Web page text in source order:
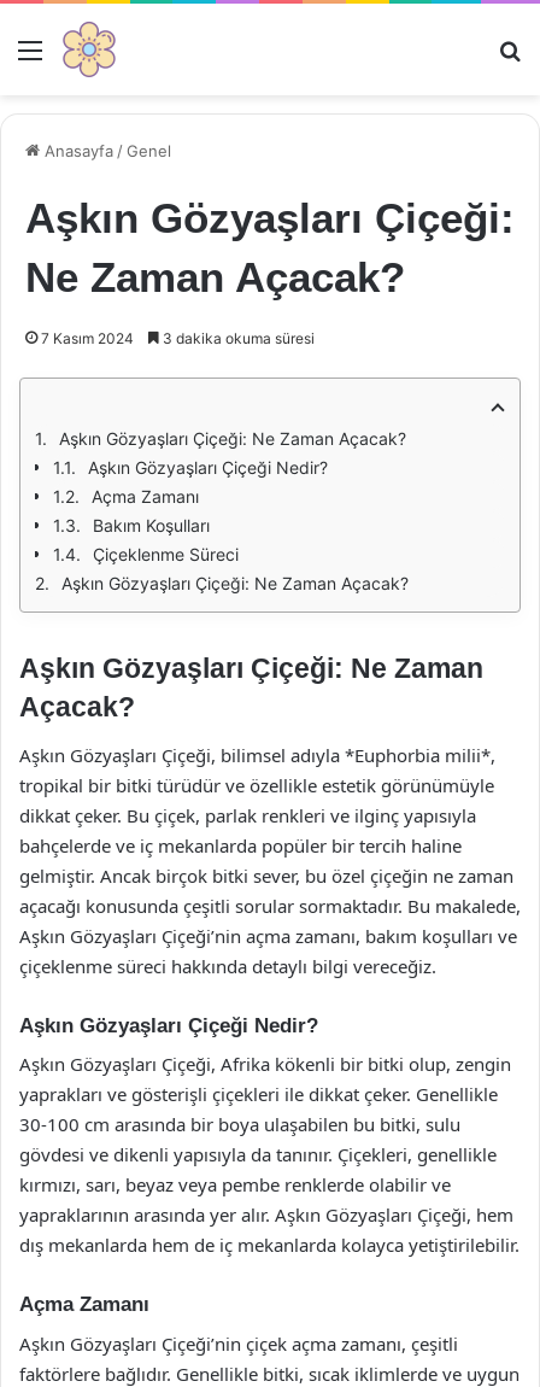
Menü
Anasayfa /Genel
Aşkın Gözyaşları Çiçeği:
Ne Zaman Açacak?
7 Kasım 2024 3 dakika okuma süresi
Aşkın Gözyaşları Çiçeği: Ne Zaman Açacak?
Aşkın Gözyaşları Çiçeği Nedir?
Açma Zamanı
Bakım Koşulları
Çiçeklenme Süreci
Aşkın Gözyaşları Çiçeği: Ne Zaman Açacak?
Aşkın Gözyaşları Çiçeği: Ne Zaman
Açacak?
Aşkın Gözyaşları Çiçeği, bilimsel adıyla *Euphorbia milii*,
tropikal bir bitki türüdür ve özellikle estetik görünümüyle
dikkat çeker. Bu çiçek, parlak renkleri ve ilginç yapısıyla
bahçelerde ve iç mekanlarda popüler bir tercih haline
gelmiştir. Ancak birçok bitki sever, bu özel çiçeğin ne zaman
açacağı konusunda çeşitli sorular sormaktadır. Bu makalede,
Aşkın Gözyaşları Çiçeği’nin açma zamanı, bakım koşulları ve
çiçeklenme süreci hakkında detaylı bilgi vereceğiz.
Aşkın Gözyaşları Çiçeği Nedir?
Aşkın Gözyaşları Çiçeği, Afrika kökenli bir bitki olup, zengin
yaprakları ve gösterişli çiçekleri ile dikkat çeker. Genellikle
30-100 cm arasında bir boya ulaşabilen bu bitki, sulu
gövdesi ve dikenli yapısıyla da tanınır. Çiçekleri, genellikle
kırmızı, sarı, beyaz veya pembe renklerde olabilir ve
yapraklarının arasında yer alır. Aşkın Gözyaşları Çiçeği, hem
dış mekanlarda hem de iç mekanlarda kolayca yetiştirilebilir.
Açma Zamanı
Aşkın Gözyaşları Çiçeği’nin çiçek açma zamanı, çeşitli
faktörlere bağlıdır. Genellikle bitki, sıcak iklimlerde ve uygun